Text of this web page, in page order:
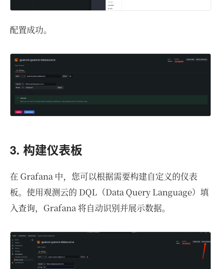
配置成功。
3. 构建仪表板
在 Grafana 中，您可以根据需要构建自定义的仪表
板。使用观测云的 DQL（Data Query Language）填
入查询，Grafana 将自动识别并展示数据。